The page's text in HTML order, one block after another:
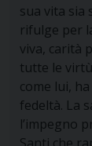
sua vita sia
rifulge per
viva, carità
tutte le
come lui,
fedeltà. La
l’impegno